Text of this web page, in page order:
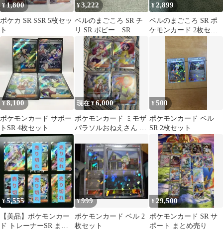
¥1,800
ポケカ SR SSR 5枚セッ
ト
¥3,222
ベルのまごころ SR チ
リ SR ポピー SR
¥2,899
ベルのまごころ SR ポ
ケモンカード 2枚セッ
¥8,100
ポケモンカード サポー
トSR 4枚セット
現在 ¥6,000
ポケモンカード ミモザ
パラソルおねえさん ベ
SR セット
¥500
ポケモンカード ベル
SR 2枚セット
¥5,555
【美品】ポケモンカー
ド トレーナーSR まと
¥999
ポケモンカード ベル 2
枚セット
¥ 29,500
ポケモンカード SR サ
ポート まとめ売り